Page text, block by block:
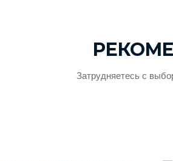
Затрудняетесь с